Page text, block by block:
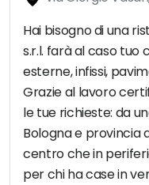
Hai bisogno di una
s.r.l. farà al caso
esterne, infissi,
Grazie al lavoro
le tue richieste: da
Bologna e provincia
centro che in
per chi ha case in